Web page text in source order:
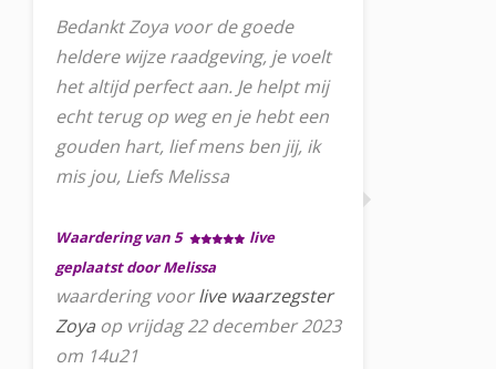
Bedankt Zoya voor de goede
heldere wijze raadgeving, je voelt
het altijd perfect aan. Je helpt mij
echt terug op weg en je hebt een
gouden hart, lief mens ben jij, ik
mis jou, Liefs Melissa
Waardering van 5
live
geplaatst door Melissa
waardering voorlive waarzegster
Zoya op vrijdag 22 december 2023
om 14u21